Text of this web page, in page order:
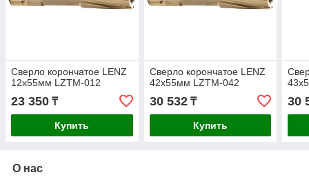
Сверло корончатое LENZ
12х55мм LZTM-012
23 350 ₸
Купить
Сверло корончатое LENZ
42х55мм LZTM-042
30 532₸
Купить
30
О нас